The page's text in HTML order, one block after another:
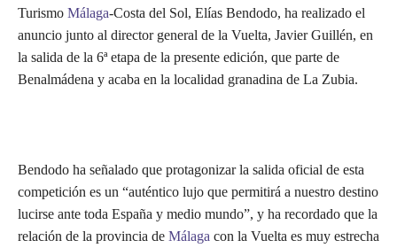
Turismo Málaga-Costa del Sol, Elías Bendodo, ha realizado el
anuncio junto al director general de la Vuelta, Javier Guillén, en
la salida de la 6ª etapa de la presente edición, que parte de
Benalmádena y acaba en la localidad granadina de La Zubia.
Bendodo ha señalado que protagonizar la salida oficial de esta
competición es un “auténtico lujo que permitirá a nuestro destino
lucirse ante toda España y medio mundo”, y ha recordado que la
relación de la provincia de Málaga con la Vuelta es muy estrecha